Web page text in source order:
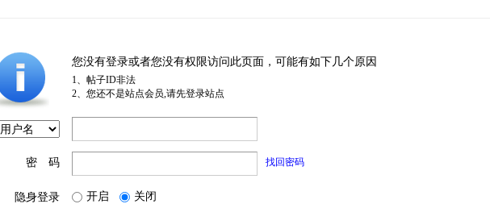
您没有登录或者您没有权限访问此页面，可能有如下几个原因
1、帖子ID非法
2、您还不是站点会员,请先登录站点
密 码 找回密码
隐身登录 开启 关闭